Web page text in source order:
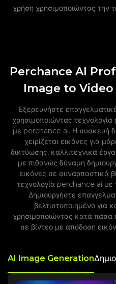
χρήση χρησιμοποιώντας την
Perchance AI
Image to
Εξερευνήστε
χρησιμοποιώντας
με perchance ai. Η συσκευή
χειρίζεται εικόνες για
δικτύωσης, καλλιτεχνικά
με πιθανώς δύναμη
εικόνες σε συναρπαστικά
τεχνολογία perchance ai με
Δημιουργήστε
βελτιστοποιημένο για
χρησιμοποιώντας κατά πάσα
σε βίντεο με απόδοση
AI Image Generation